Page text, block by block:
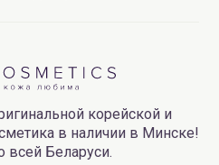
корейской и
в наличии в Минске!
всей Беларуси.